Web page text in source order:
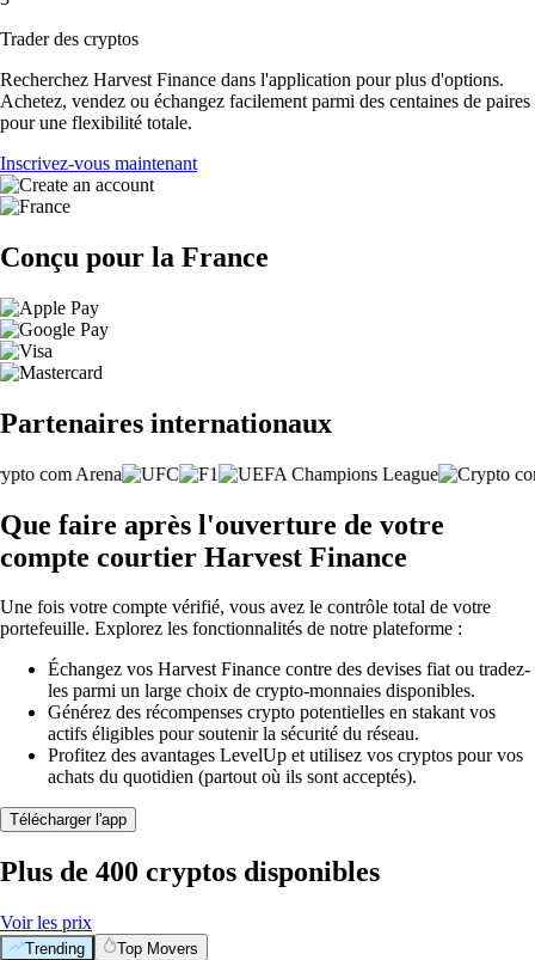
Trader des cryptos
Recherchez Harvest Finance dans l'application pour plus d'options.
Achetez, vendez ou échangez facilement parmi des centaines de paires
pour une flexibilité totale.
Inscrivez-vous maintenant
Conçu pour la France
Partenaires internationaux
Que faire après l'ouverture de votre
compte courtier Harvest Finance
Une fois votre compte vérifié, vous avez le contrôle total de votre
portefeuille. Explorez les fonctionnalités de notre plateforme :
Échangez vos Harvest Finance contre des devises fiat ou tradez-
les parmi un large choix de crypto-monnaies disponibles.
Générez des récompenses crypto potentielles en stakant vos
actifs éligibles pour soutenir la sécurité du réseau.
Profitez des avantages LevelUp et utilisez vos cryptos pour vos
achats du quotidien (partout où ils sont acceptés).
Télécharger l'app
Plus de 400 cryptos disponibles
Voir les prix
Trending Top Movers